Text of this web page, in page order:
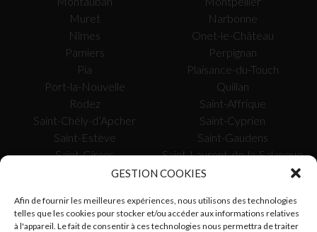
GESTION COOKIES
Afin de fournir les meilleures expériences, nous utilisons des technologies
telles que les cookies pour stocker et/ou accéder aux informations relatives
à l'appareil. Le fait de consentir à ces technologies nous permettra de traiter
Muret
Narbonne
Nîmes
Onet-le-Château
Pamiers
Perpignan
Pia
Plaisance-du-Touch
Port-la-Nouvelle
Quillan
Rodez
Saint-Affrique
Saint-Chély-d’Apcher
Saint-Cyprien
Saint-Estève
Saint-Gaudens
Saint-Girons
Saint-Laurent-de-la-Salanque
Toulouse
Tournefeuille
Uzès
Valence-d’Agen